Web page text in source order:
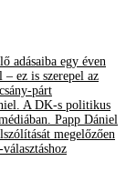
adásaiba egy éven
ez is szerepel az
párt
A DK-s politikus
Papp Dániel
megelőzően